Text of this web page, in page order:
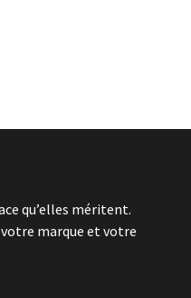
qu’elles méritent.
marque et votre